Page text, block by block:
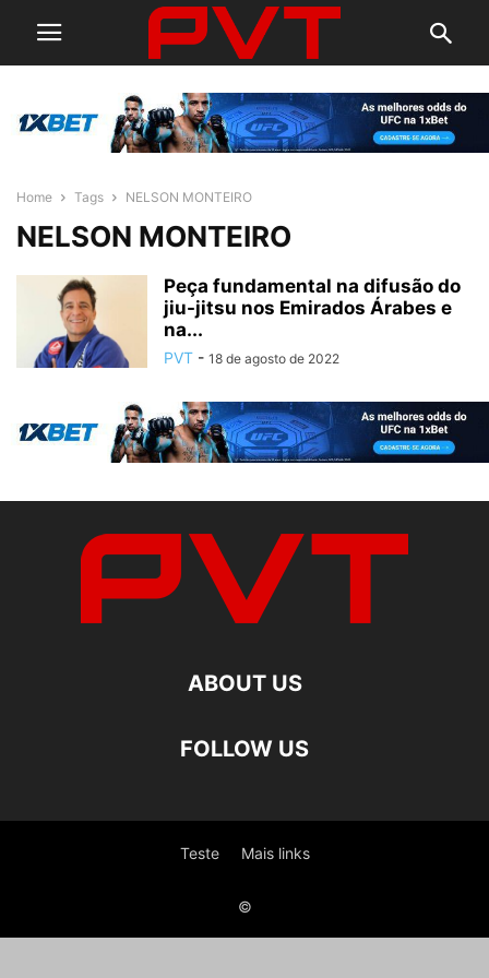
Home Tags NELSON MONTEIRO
NELSON MONTEIRO
Peça fundamental na difusão do
jiu-jitsu nos Emirados Árabes e
na...
PVT - 18 de agosto de 2022
ABOUT US
FOLLOW US
Teste Mais links
©